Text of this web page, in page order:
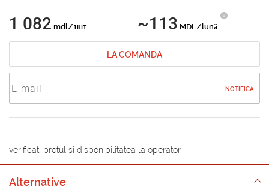
1 082 mdl/1шт ~113 MDL/lună
LA COMANDA
NOTIFICA
verificati pretul si disponibilitatea la operator
Alternative